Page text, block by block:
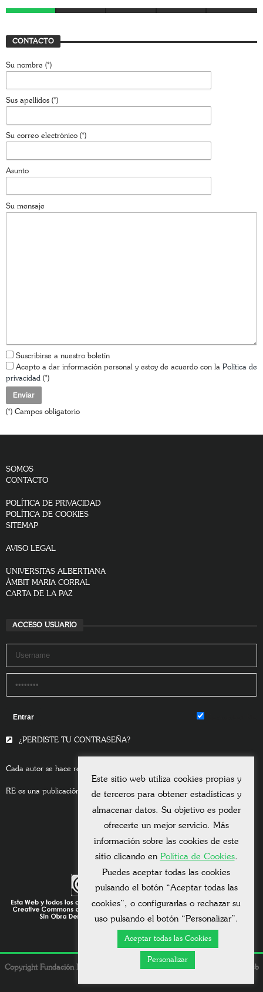
CONTACTO
Su nombre (*)
Sus apellidos (*)
Su correo electrónico (*)
Asunto
Su mensaje
Suscribirse a nuestro boletín
Acepto a dar información personal y estoy de acuerdo con la Política de
privacidad (*)
(*) Campos obligatorio
SOMOS
CONTACTO
POLÍTICA DE PRIVACIDAD
POLÍTICA DE COOKIES
SITEMAP
AVISO LEGAL
UNIVERSITAS ALBERTIANA
ÀMBIT MARIA CORRAL
CARTA DE LA PAZ
ACCESO USUARIO
¿PERDISTE TU CONTRASEÑA?
Cada autor se hace responsable del contenido de sus escritos.
RE es una publicación asociada a la Universitas Albertiana.
Copyright Fundación Dolores González Vda. Bigourdan © 2026. - Una web
Este sitio web utiliza cookies propias y
de terceros para obtener estadísticas y
almacenar datos. Su objetivo es poder
ofrecerte un mejor servicio. Más
información sobre las cookies de este
sitio clicando en Política de Cookies.
Puedes aceptar todas las cookies
pulsando el botón “Aceptar todas las
cookies”, o configurarlas o rechazar su
uso pulsando el botón “Personalizar”.
Aceptar todas las Cookies
Personalizar